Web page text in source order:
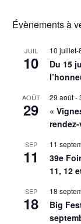
Évènements à
JUIL
10
10 juillet-
Du 15
AOÛT
29
29 août-
«
SEP
11
11
39e
11, 12
SEP
18
18
Big